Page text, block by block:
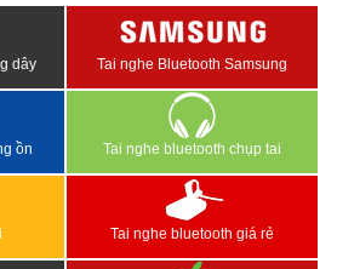
dây Tai nghe Bluetooth Samsung
ồn Tai nghe bluetooth chụp tai
Tai nghe bluetooth giá rẻ